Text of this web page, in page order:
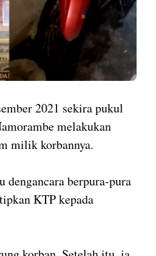
2021 sekira pukul
melakukan
milik korbannya.
dengancara berpura-pura
KTP kepada